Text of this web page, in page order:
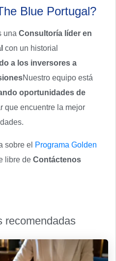
Blue Portugal?
una Consultoría líder en
con un historial
a los inversores a
Nuestro equipo está
oportunidades de
que encuentre la mejor
sobre el Programa Golden
libre de Contáctenos
recomendadas